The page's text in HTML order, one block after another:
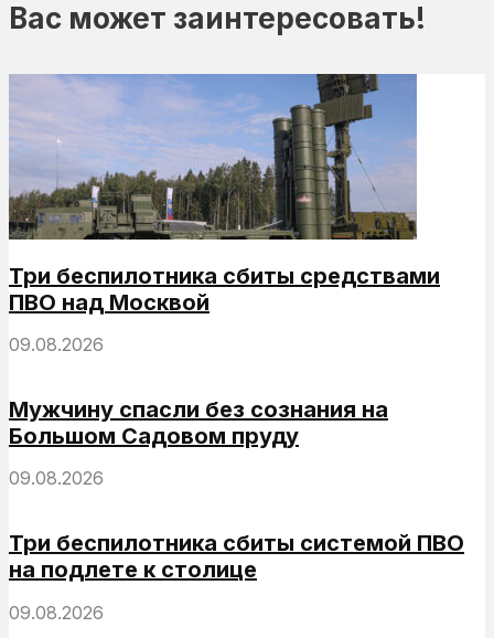
Вас может заинтересовать!
Три беспилотника сбиты средствами
ПВО над Москвой
09.08.2026
Мужчину спасли без сознания на
Большом Садовом пруду
09.08.2026
Три беспилотника сбиты системой ПВО
на подлете к столице
09.08.2026